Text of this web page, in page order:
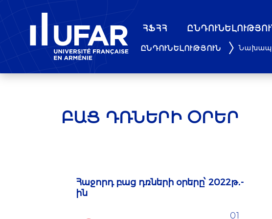
ՀՖՀՀ
ԲԱՑ ԴՌՆԵՐԻ ՕՐԵՐ
Հաջորդ բաց դռների օրերը՝ 2022թ․-
ին
01